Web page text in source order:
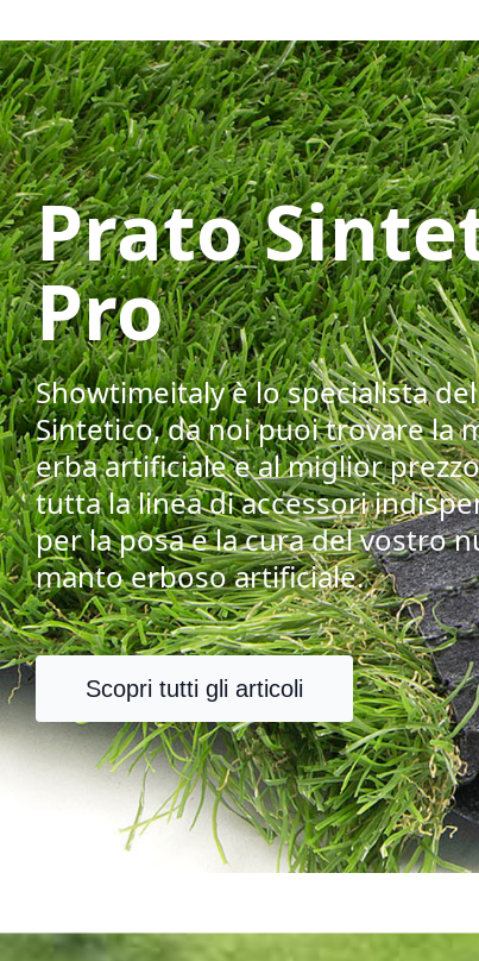
Prato
Pro
Showtimeitaly è lo specialista
Sintetico, da noi puoi trovare la
erba artificiale e al miglior
tutta la linea di accessori
per la posa e la cura del vostro
manto erboso artificiale.
Scopri tutti gli articoli